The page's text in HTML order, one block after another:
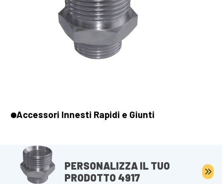
Accessori Innesti Rapidi e Giunti
PERSONALIZZA IL TUO
PRODOTTO 4917